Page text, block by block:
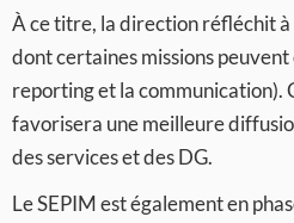
À ce titre, la direction réfléchit
dont certaines missions
reporting et la communication).
favorisera une meilleure
des services et des DG.
Le SEPIM est également en